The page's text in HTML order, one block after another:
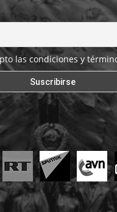
las condiciones y